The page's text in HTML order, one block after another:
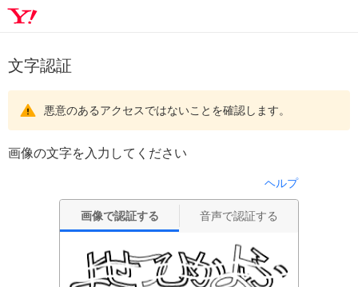
文字認証
悪意のあるアクセスではないことを確認します。
画像の文字を入力してください
ヘルプ
画像で認証する 音声で認証する